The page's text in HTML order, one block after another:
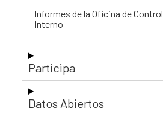
Informes de la Oficina de Control
Interno
Participa
Datos Abiertos